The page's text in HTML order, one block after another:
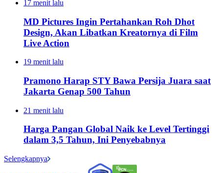
17 menit lalu
MD Pictures Ingin Pertahankan Roh Dhot
Design, Akan Libatkan Kreatornya di Film
Live Action
19 menit lalu
Pramono Harap STY Bawa Persija Juara saat
Jakarta Genap 500 Tahun
21 menit lalu
Harga Pangan Global Naik ke Level Tertinggi
dalam 3,5 Tahun, Ini Penyebabnya
Selengkapnya